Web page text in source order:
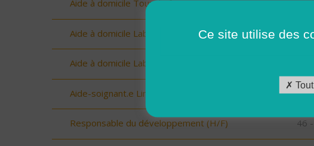
Aide à domicile Tour de faure (H/F) 46
Aide à domicile Labastide Murat (H/F) 46
Aide à domicile Labastide Murat (H/F)
Aide-soignant.e Limogne en Quercy (H/F) 46
Responsable du développement (H/F) 46
Ce site utilise des